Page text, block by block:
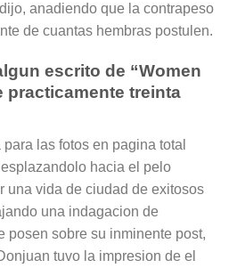
anadiendo que la contrapeso
de cuantas hembras postulen.
escrito de “Women
practicamente treinta
las fotos en pagina total
hacia el pelo
una vida de ciudad de exitosos
una indagacion de
posen sobre su inminente post,
tuvo la impresion de el